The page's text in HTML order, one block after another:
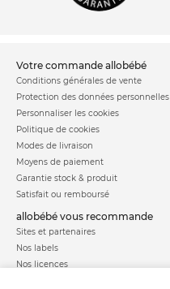
votre commande allobébé
Conditions générales de vente
Protection des données personnelles
Personnaliser les cookies
Politique de cookies
Modes de livraison
Moyens de paiement
Garantie stock & produit
Satisfait ou remboursé
allobébé vous recommande
Sites et partenaires
Nos labels
Nos licences